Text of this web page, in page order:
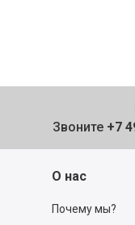
Звоните +7
О нас
Почему мы?